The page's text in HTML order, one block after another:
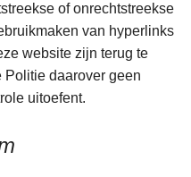
of onrechtstreekse
van hyperlinks
website zijn terug te
daarover geen
uitoefent.